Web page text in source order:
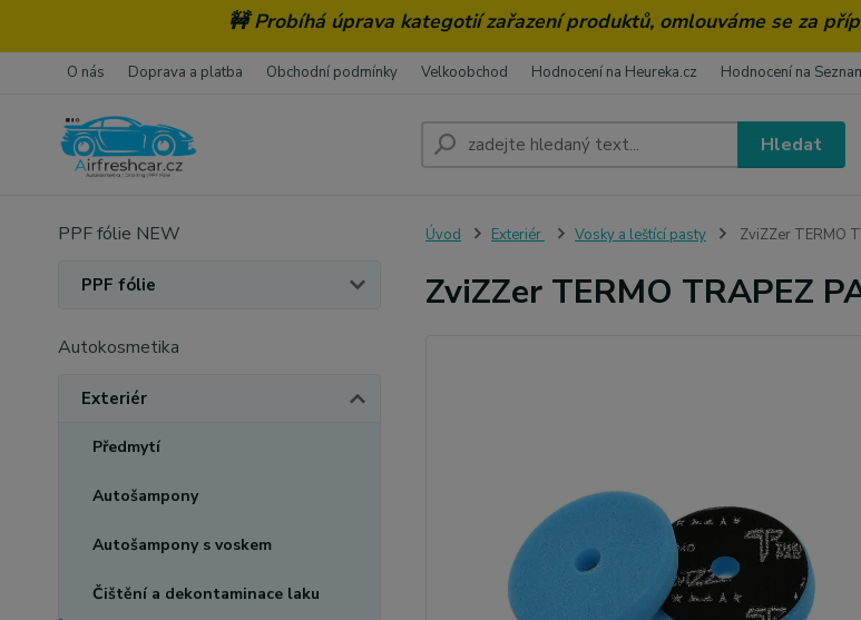
🚧 Probíhá úprava kategotií zařazení produktů, omlouváme se za
O nás Doprava a platba Obchodní podmínky Velkoobchod Hodnocení na Heureka.cz Hodnocení na
Hledat
PPF fólie NEW
PPF fólie
Autokosmetika
Exteriér
Předmytí
Autošampony
Autošampony s voskem
Čištění a dekontaminace laku
Úvod Exteriér Vosky a leštící pasty ZviZZer TERMO
ZviZZer TERMO TRAPEZ